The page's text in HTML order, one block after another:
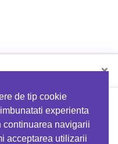
de tip cookie
experienta
continuarea navigarii
acceptarea utilizarii
×